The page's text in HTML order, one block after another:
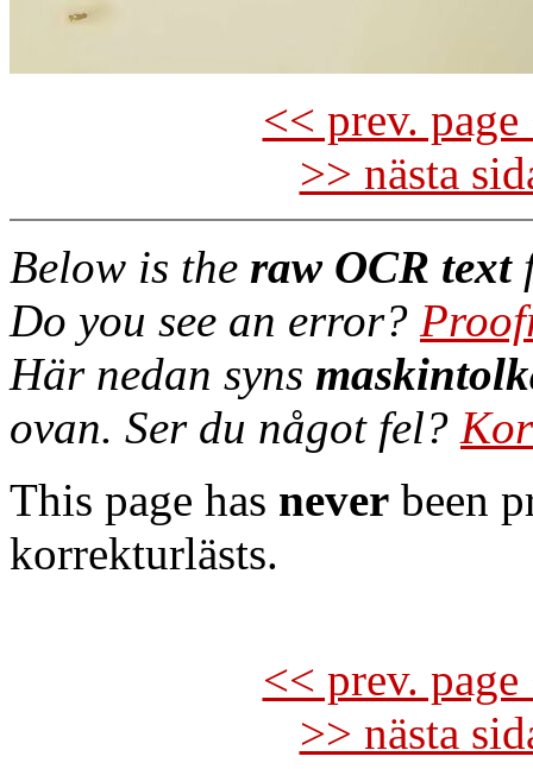
<< prev.
>> nästa
Below is the raw OCR text
Do you see an error?
Här nedan syns
ovan. Ser du något fel?
This page has never been
korrekturlästs.
<< prev.
>> nästa